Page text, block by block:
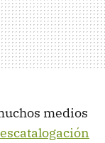
medios